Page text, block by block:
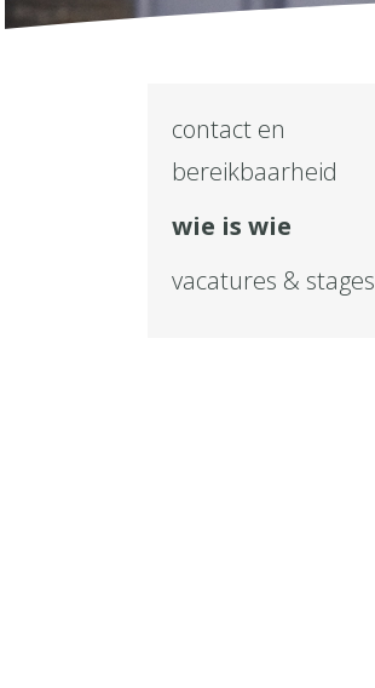
contact en
bereikbaarheid
wie is wie
vacatures & stages